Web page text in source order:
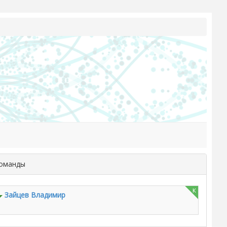
к
Зайцев Владимир